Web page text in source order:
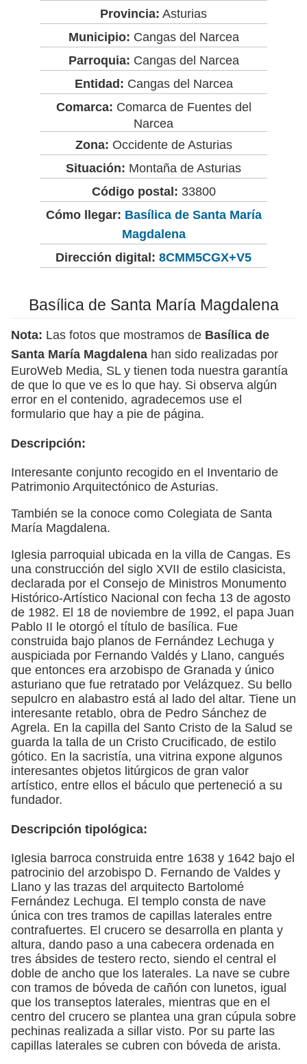
Provincia: Asturias
Municipio: Cangas del Narcea
Parroquia: Cangas del Narcea
Entidad: Cangas del Narcea
Comarca: Comarca de Fuentes del
Narcea
Zona: Occidente de Asturias
Situación: Montaña de Asturias
Código postal: 33800
Cómo llegar: Basílica de Santa María
Magdalena
Dirección digital: 8CMM5CGX+V5
Basílica de Santa María Magdalena
Nota: Las fotos que mostramos de Basílica de
Santa María Magdalena han sido realizadas por
EuroWeb Media, SL y tienen toda nuestra garantía
de que lo que ve es lo que hay. Si observa algún
error en el contenido, agradecemos use el
formulario que hay a pie de página.
Descripción:
Interesante conjunto recogido en el Inventario de
Patrimonio Arquitectónico de Asturias.
También se la conoce como Colegiata de Santa
María Magdalena.
Iglesia parroquial ubicada en la villa de Cangas. Es
una construcción del siglo XVII de estilo clasicista,
declarada por el Consejo de Ministros Monumento
Histórico-Artístico Nacional con fecha 13 de agosto
de 1982. El 18 de noviembre de 1992, el papa Juan
Pablo II le otorgó el título de basílica. Fue
construida bajo planos de Fernández Lechuga y
auspiciada por Fernando Valdés y Llano, cangués
que entonces era arzobispo de Granada y único
asturiano que fue retratado por Velázquez. Su bello
sepulcro en alabastro está al lado del altar. Tiene un
interesante retablo, obra de Pedro Sánchez de
Agrela. En la capilla del Santo Cristo de la Salud se
guarda la talla de un Cristo Crucificado, de estilo
gótico. En la sacristía, una vitrina expone algunos
interesantes objetos litúrgicos de gran valor
artístico, entre ellos el báculo que perteneció a su
fundador.
Descripción tipológica:
Iglesia barroca construida entre 1638 y 1642 bajo el
patrocinio del arzobispo D. Fernando de Valdes y
Llano y las trazas del arquitecto Bartolomé
Fernández Lechuga. El templo consta de nave
única con tres tramos de capillas laterales entre
contrafuertes. El crucero se desarrolla en planta y
altura, dando paso a una cabecera ordenada en
tres ábsides de testero recto, siendo el central el
doble de ancho que los laterales. La nave se cubre
con tramos de bóveda de cañón con lunetos, igual
que los transeptos laterales, mientras que en el
centro del crucero se plantea una gran cúpula sobre
pechinas realizada a sillar visto. Por su parte las
capillas laterales se cubren con bóveda de arista.